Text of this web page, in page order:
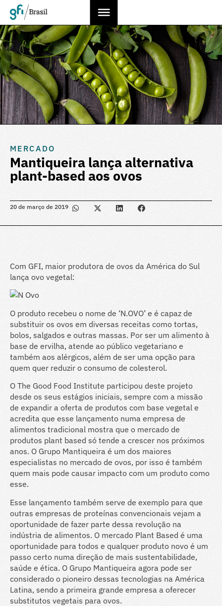
MERCADO
Mantiqueira lança alternativa
plant-based aos ovos
20 de março de 2019
Com GFI, maior produtora de ovos da América do Sul
lança ovo vegetal:
O produto recebeu o nome de ‘N.OVO’ e é capaz de
substituir os ovos em diversas receitas como tortas,
bolos, salgados e outras massas. Por ser um alimento à
base de ervilha, atende ao público vegetariano e
também aos alérgicos, além de ser uma opção para
quem quer reduzir o consumo de colesterol.
O The Good Food Institute participou deste projeto
desde os seus estágios iniciais, sempre com a missão
de expandir a oferta de produtos com base vegetal e
acredita que esse lançamento numa empresa de
alimentos tradicional mostra que o mercado de
produtos plant based só tende a crescer nos próximos
anos. O Grupo Mantiqueira é um dos maiores
especialistas no mercado de ovos, por isso é também
quem mais pode causar impacto com um produto como
esse.
Esse lançamento também serve de exemplo para que
outras empresas de proteínas convencionais vejam a
oportunidade de fazer parte dessa revolução na
indústria de alimentos. O mercado Plant Based é uma
oportunidade para todos e qualquer produto novo é um
passo certo numa direção de mais sustentabilidade,
saúde e ética. O Grupo Mantiqueira agora pode ser
considerado o pioneiro dessas tecnologias na América
Latina, sendo a primeira grande empresa a oferecer
substitutos vegetais para ovos.